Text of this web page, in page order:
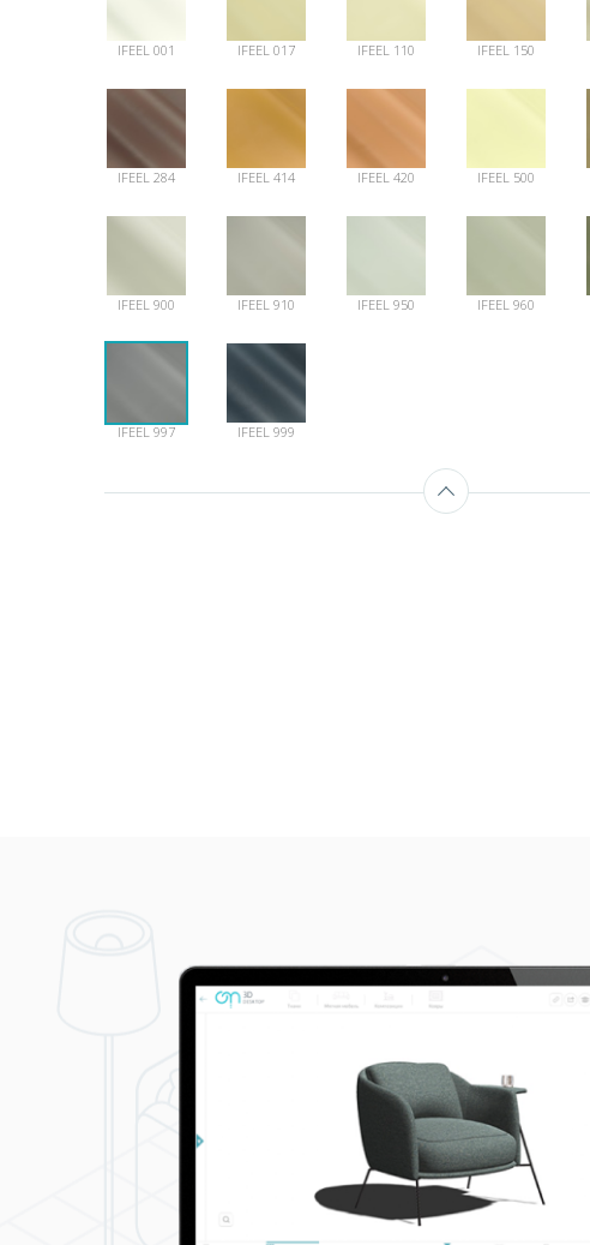
IFEEL 001 IFEEL 017 IFEEL 110 IFEEL 150
IFEEL 284 IFEEL 414 IFEEL 420 IFEEL 500
IFEEL 900 IFEEL 910 IFEEL 950 IFEEL 960
IFEEL 997 IFEEL 999